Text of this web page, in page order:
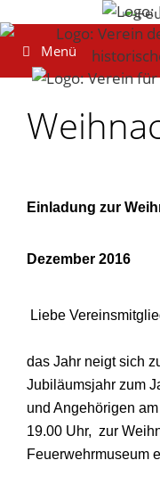
Inhalt
springenMenü
Einladung zur
Dezember 2016
Liebe
das Jahr neigt sich
Jubiläumsjahr zum
und Angehörigen
19.00 Uhr, zur
Feuerwehrmuseum